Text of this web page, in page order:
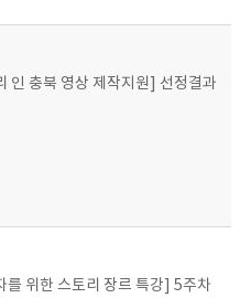
인 충북 영상 제작지원] 선정결과
위한 스토리 장르 특강] 5주차